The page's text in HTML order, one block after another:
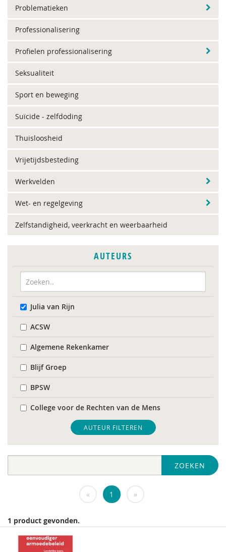
Problematieken
Professionalisering
Profielen professionalisering
Seksualiteit
Sport en beweging
Suïcide - zelfdoding
Thuisloosheid
Vrijetijdsbesteding
Werkvelden
Wet- en regelgeving
Zelfstandigheid, veerkracht en weerbaarheid
AUTEURS
Julia van Rijn
ACSW
Algemene Rekenkamer
Blijf Groep
BPSW
College voor de Rechten van de Mens
De Raad voor Volksgezondheid & Samenleving
diverse
Fier
GREVIO
AUTEUR FILTEREN
ZOEKEN
« 1 »
1 product gevonden.